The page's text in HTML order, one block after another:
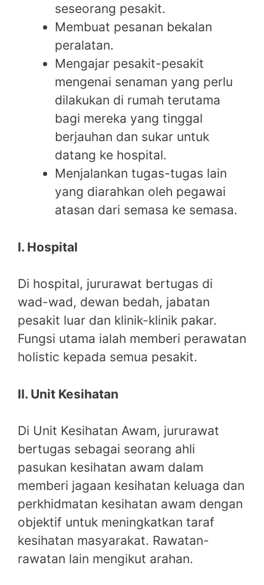
seseorang pesakit.
Membuat pesanan bekalan
peralatan.
Mengajar pesakit-pesakit
mengenai senaman yang perlu
dilakukan di rumah terutama
bagi mereka yang tinggal
berjauhan dan sukar untuk
datang ke hospital.
Menjalankan tugas-tugas lain
yang diarahkan oleh pegawai
atasan dari semasa ke semasa.
I. Hospital
Di hospital, jururawat bertugas di
wad-wad, dewan bedah, jabatan
pesakit luar dan klinik-klinik pakar.
Fungsi utama ialah memberi perawatan
holistic kepada semua pesakit.
II. Unit Kesihatan
Di Unit Kesihatan Awam, jururawat
bertugas sebagai seorang ahli
pasukan kesihatan awam dalam
memberi jagaan kesihatan keluaga dan
perkhidmatan kesihatan awam dengan
objektif untuk meningkatkan taraf
kesihatan masyarakat. Rawatan-
rawatan lain mengikut arahan.